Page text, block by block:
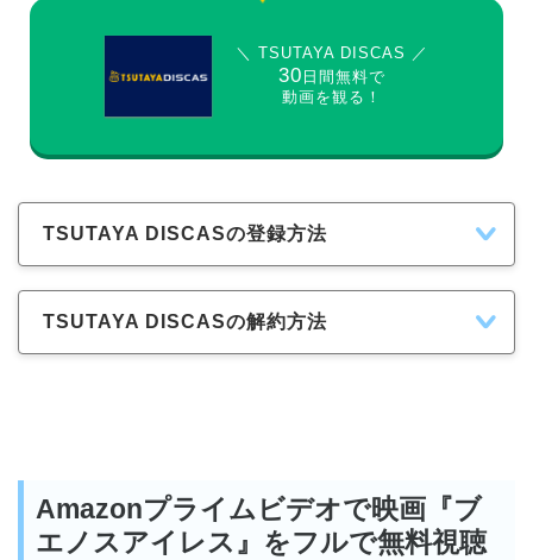
＼ TSUTAYA DISCAS ／
30 日間無料で
動画を観る！
TSUTAYA DISCASの登録方法
TSUTAYA DISCASの解約方法
Amazonプライムビデオで映画『ブ
エノスアイレス』をフルで無料視聴